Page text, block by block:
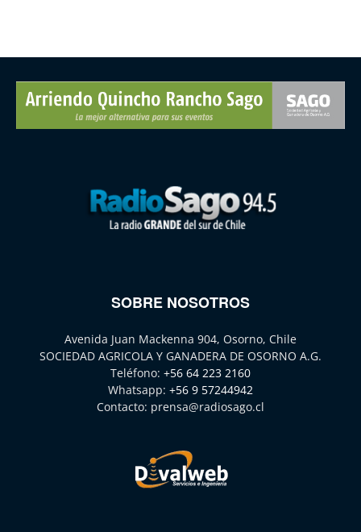
SOBRE NOSOTROS
Avenida Juan Mackenna 904, Osorno, Chile
SOCIEDAD AGRICOLA Y GANADERA DE OSORNO A.G.
Teléfono: +56 64 223 2160
Whatsapp: +56 9 57244942
Contacto: prensa@radiosago.cl